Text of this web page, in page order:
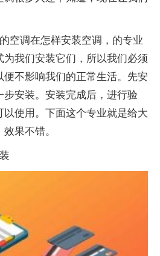
空调在怎样安装空调，的专业
为我们安装它们，所以我们必须
不影响我们的正常生活。先安
安装。安装完成后，进行验
使用。下面这个专业就是给大
果不错。